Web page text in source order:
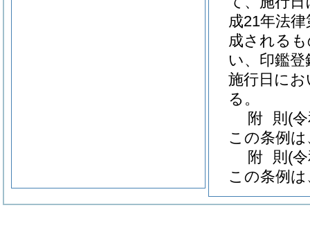
成21年法律
成される
い、印鑑
施行日に
る。
附 則 (
この条例
附 則 (
この条例